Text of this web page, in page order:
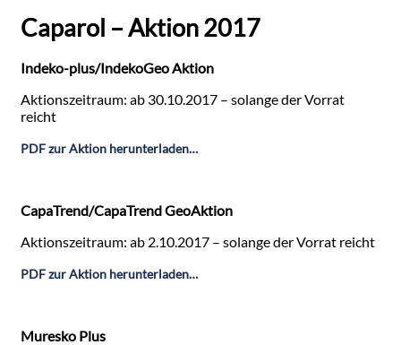
Caparol – Aktion 2017
Indeko-plus/IndekoGeo Aktion
Aktionszeitraum: ab 30.10.2017 – solange der Vorrat
reicht
PDF zur Aktion herunterladen…
CapaTrend/CapaTrend GeoAktion
Aktionszeitraum: ab 2.10.2017 – solange der Vorrat reicht
PDF zur Aktion herunterladen…
Muresko Plus